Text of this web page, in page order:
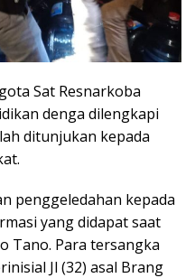
Sat Resnarkoba
denga dilengkapi
ditunjukan kepada
penggeledahan kepada
yang didapat saat
Tano. Para tersangka
Jl (32) asal Brang